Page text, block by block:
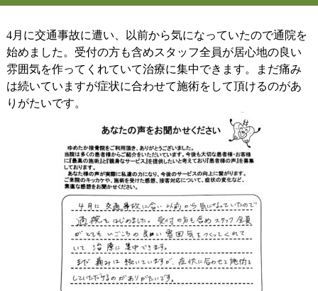
4月に交通事故に遭い、以前から気になっていたので通院を
始めました。受付の方も含めスタッフ全員が居心地の良い
雰囲気を作ってくれていて治療に集中できます。まだ痛み
は続いていますが症状に合わせて施術をして頂けるのがあ
りがたいです。